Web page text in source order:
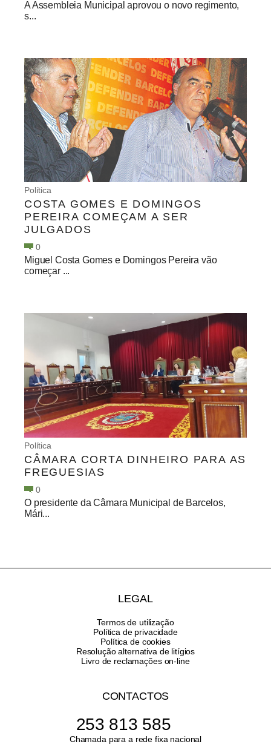
A Assembleia Municipal aprovou o novo regimento,
s...
Política
COSTA GOMES E DOMINGOS
PEREIRA COMEÇAM A SER
JULGADOS
0
Miguel Costa Gomes e Domingos Pereira vão
começar ...
Política
CÂMARA CORTA DINHEIRO PARA AS
FREGUESIAS
0
O presidente da Câmara Municipal de Barcelos,
Mári...
LEGAL
Termos de utilização
Política de privacidade
Política de cookies
Resolução alternativa de litígios
Livro de reclamações on-line
CONTACTOS
253 813 585
Chamada para a rede fixa nacional